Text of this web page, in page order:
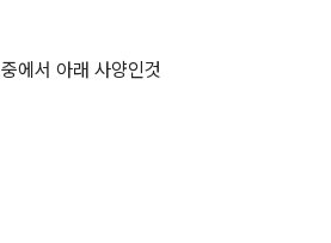
중에서 아래 사양인것